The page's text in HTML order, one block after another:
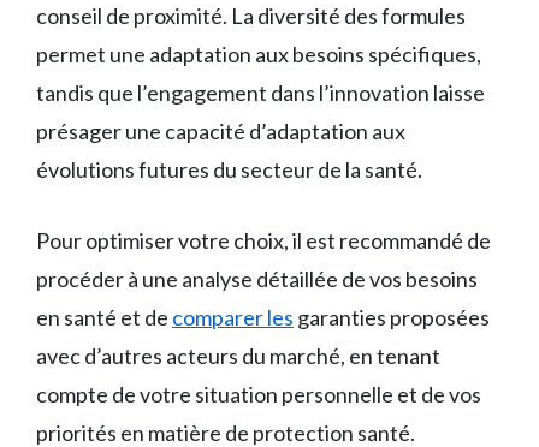
conseil de proximité. La diversité des formules
permet une adaptation aux besoins spécifiques,
tandis que l’engagement dans l’innovation laisse
présager une capacité d’adaptation aux
évolutions futures du secteur de la santé.
Pour optimiser votre choix, il est recommandé de
procéder à une analyse détaillée de vos besoins
en santé et de comparer les garanties proposées
avec d’autres acteurs du marché, en tenant
compte de votre situation personnelle et de vos
priorités en matière de protection santé.